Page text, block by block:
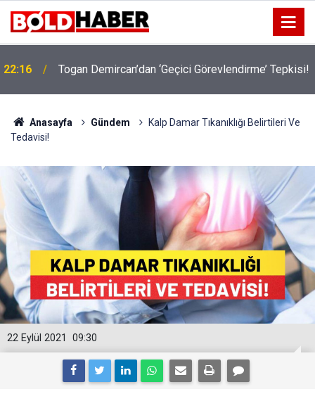
19:32 Sıcak Havalarda Ödem Şikayetini Hafife Almayın!
Anasayfa Gündem
Kalp Damar Tıkanıklığı Belirtileri Ve
Tedavisi!
09:30
22 Eylül 2021